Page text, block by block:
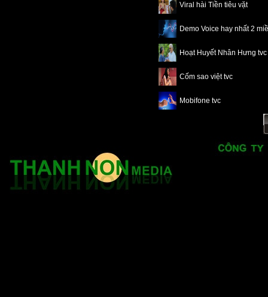
Viral hài Tiền tiêu vặt
Demo Voice hay nhất 2
Hoạt Huyết Nhân Hưng tvc
Cốm sao việt tvc
Mobifone tvc